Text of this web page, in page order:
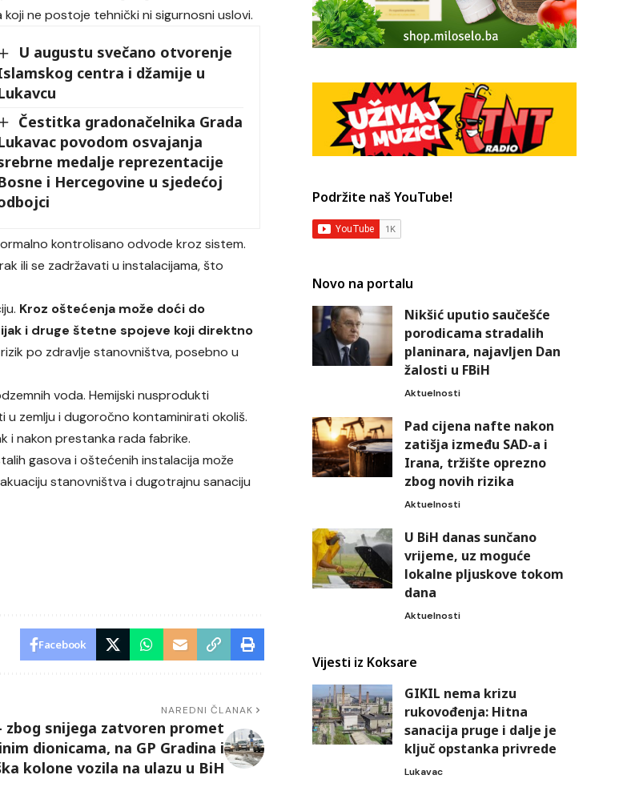
ne postoje tehnički ni sigurnosni uslovi.
U augustu svečano otvorenje
centra i džamije u
Čestitka gradonačelnika Grada
povodom osvajanja
medalje reprezentacije
i Hercegovine u sjedećoj
kontrolisano odvode kroz sistem.
ili se zadržavati u instalacijama, što
Kroz oštećenja može doći do
i druge štetne spojeve koji direktno
po zdravlje stanovništva, posebno u
voda. Hemijski nusprodukti
u zemlju i dugoročno kontaminirati okoliš.
i nakon prestanka rada fabrike.
gasova i oštećenih instalacija može
stanovništva i dugotrajnu sanaciju
Facebook
NAREDNI ČLANAK
zbog snijega zatvoren promet
dionicama, na GP Gradina i
kolone vozila na ulazu u BiH
Podržite naš YouTube!
Novo na portalu
Nikšić uputio saučešće
porodicama stradalih
planinara, najavljen Dan
žalosti u FBiH
Aktuelnosti
Pad cijena nafte nakon
zatišja između SAD-a i
Irana, tržište oprezno
zbog novih rizika
Aktuelnosti
U BiH danas sunčano
vrijeme, uz moguće
lokalne pljuskove tokom
dana
Aktuelnosti
Vijesti iz Koksare
GIKIL nema krizu
rukovođenja: Hitna
sanacija pruge i dalje je
ključ opstanka privrede
Lukavac